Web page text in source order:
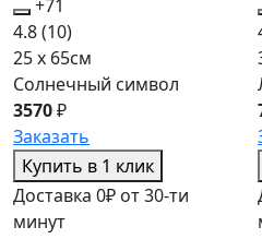
+71
4.8(10)
25 x 65см
Солнечный символ
3570₽
Заказать
Купить в 1 клик
Доставка 0₽ от 30-ти
минут